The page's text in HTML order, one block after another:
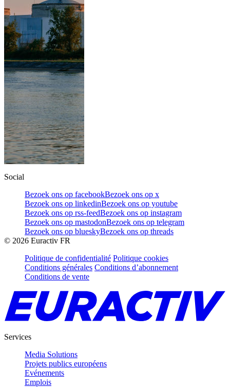
Social
Bezoek ons op facebookBezoek ons op x
Bezoek ons op linkedinBezoek ons op youtube
Bezoek ons op rss-feedBezoek ons op instagram
Bezoek ons op mastodonBezoek ons op telegram
Bezoek ons op blueskyBezoek ons op threads
© 2026 Euractiv FR
Politique de confidentialité Politique cookies
Conditions générales Conditions d’abonnement
Conditions de vente
Services
Media Solutions
Projets publics européens
Evénements
Emplois